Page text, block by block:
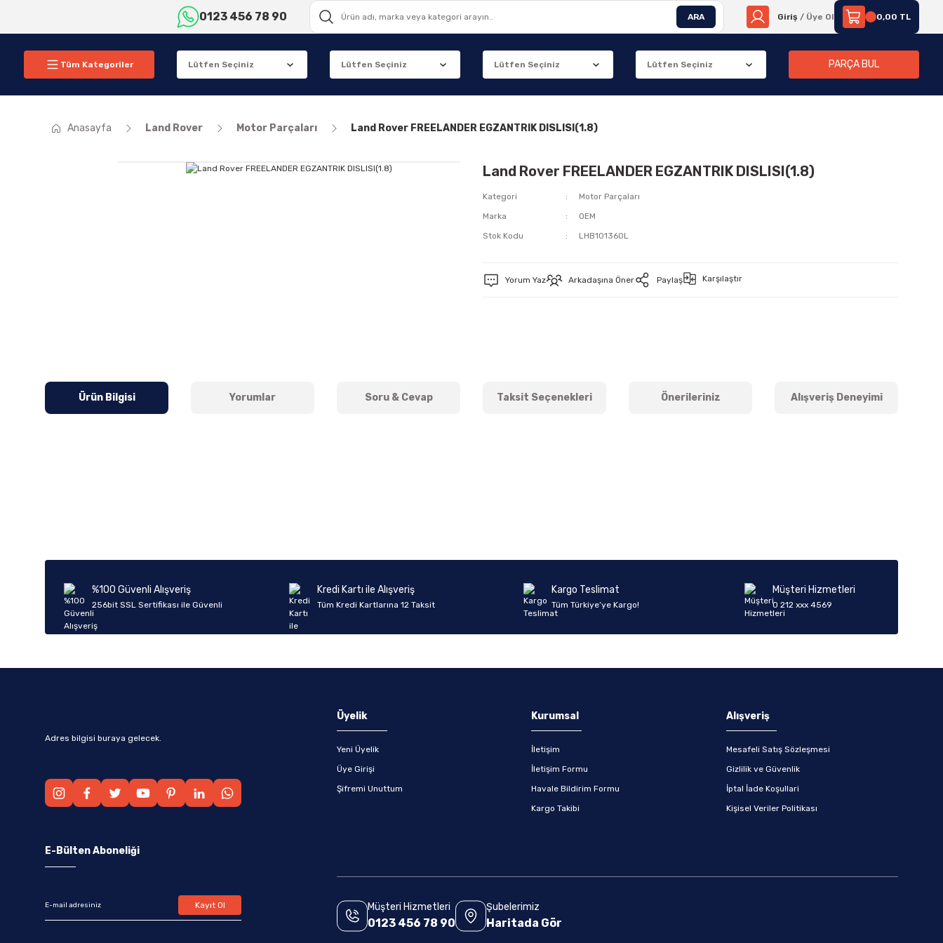
0123 456 78 90 ARA Giriş / Üye Ol 0,00 TL
Tüm Kategoriler PARÇA BUL
Anasayfa Land Rover Motor Parçaları Land Rover FREELANDER EGZANTRIK DISLISI(1.8)
Land Rover FREELANDER EGZANTRIK DISLISI(1.8)
Kategori
Motor Parçaları
Marka
OEM
Stok Kodu
LHB101360L
Yorum Yaz Arkadaşına Öner Paylaş Karşılaştır
Ürün Bilgisi Yorumlar Soru & Cevap Taksit Seçenekleri Önerileriniz Alışveriş Deneyimi
Ürün fiyatı diğer sitelerden daha pahalı.
Bu ürüne benzer farklı alternatifler olmalı.
%100 Güvenli Alışveriş
256bit SSL Sertifikası ile Güvenli
Kredi Kartı ile Alışveriş
Tüm Kredi Kartlarına 12 Taksit
Kargo Teslimat
Tüm Türkiye’ye Kargo!
Müşteri Hizmetleri
0 212 xxx 4569
Adres bilgisi buraya gelecek.
Üyelik
Yeni Üyelik
Üye Girişi
Şifremi Unuttum
Kurumsal
İletişim
İletişim Formu
Havale Bildirim Formu
Kargo Takibi
Alışveriş
Mesafeli Satış Sözleşmesi
Gizlilik ve Güvenlik
İptal İade Koşullari
Kişisel Veriler Politikası
E-Bülten Aboneliği
Kayıt Ol Müşteri Hizmetleri
0123 456 78 90
Şubelerimiz
Haritada Gör